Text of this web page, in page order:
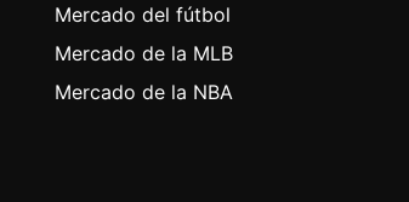
Mercado del fútbol
Mercado de la MLB
Mercado de la NBA